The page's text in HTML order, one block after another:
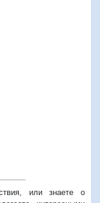
или знаете о